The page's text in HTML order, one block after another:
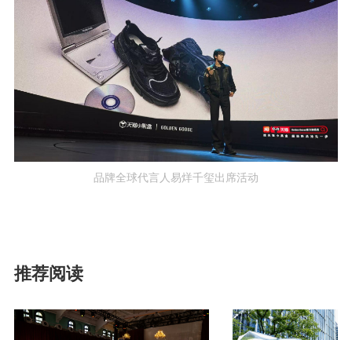
品牌全球代言人易烊千玺出席活动
推荐阅读